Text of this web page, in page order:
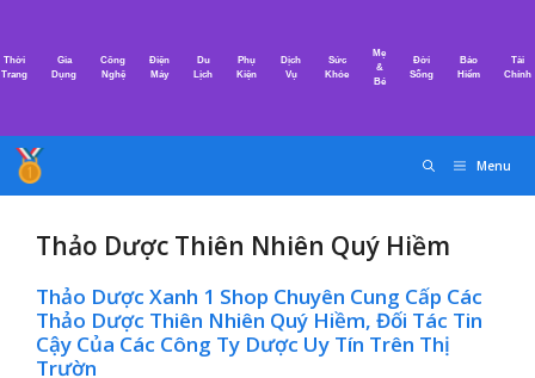
nội
Thời
Trang
Gia
Dụng
Công
Nghệ
Điện
Máy
Du
Lịch
Phụ
Kiện
Dịch
Vụ
Sức
Khỏe
Mẹ
&
Bé
Đời
Sống
Bảo
Hiểm
Tài
Chính
Menu
Thảo Dược Thiên Nhiên Quý Hiềm
Thảo Dược Xanh 1 Shop Chuyên Cung Cấp Các
Thảo Dược Thiên Nhiên Quý Hiềm, Đối Tác Tin
Cậy Của Các Công Ty Dược Uy Tín Trên Thị
Trườn